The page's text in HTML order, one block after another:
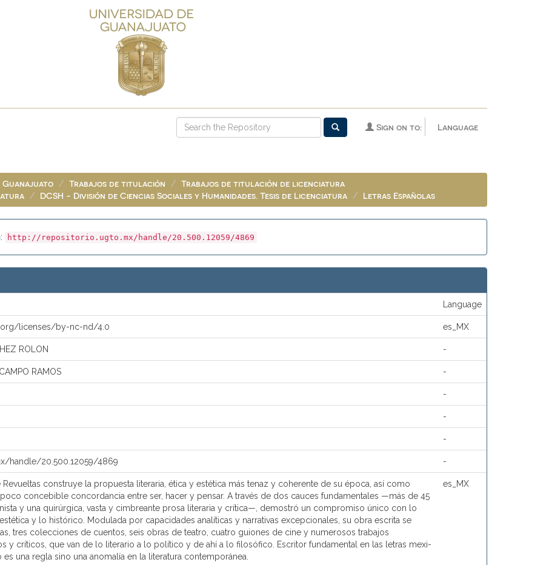
Language
Sign on to:
Guanajuato Trabajos de titulación
Trabajos de titulación de licenciatura
DCSH - División de Ciencias Sociales y Humanidades. Tesis de Licenciatura Letras Españolas
http://repositorio.ugto.mx/handle/20.500.12059/4869
Language
licenses/by-nc-nd/4.0 es_MX
ROLON -
RAMOS -
-
-
-
handle/20.500.12059/4869 -
construye la propuesta literaria, ética y estética más tenaz y coherente de su época, así como
concebible concordancia entre ser, hacer y pensar. A través de dos cauces fundamentales —más de 45
y una quirúrgica, vasta y cimbreante prosa literaria y crítica—, demostró un compromiso único con lo
y lo histórico. Modulada por capacidades analíticas y narrativas excepcionales, su obra escrita se
tres colecciones de cuentos, seis obras de teatro, cuatro guiones de cine y numerosos trabajos
y críticos, que van de lo literario a lo político y de ahí a lo filosófico. Escritor fundamental en las letras mexi-
es una regla sino una anomalía en la literatura contemporánea.
es_MX